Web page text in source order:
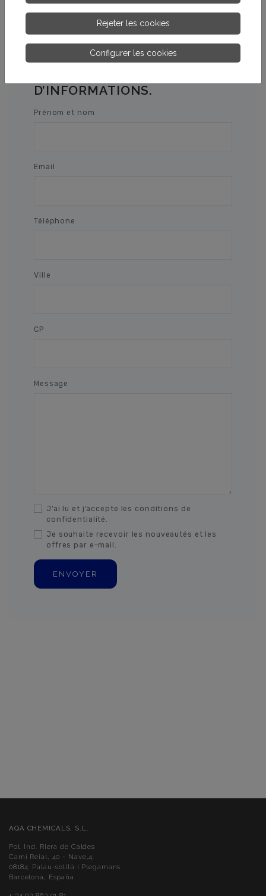
D’INFORMATIONS.
D’INFORMATIONS.
D’INFORMATIONS.
Prénom et nom
Email
Téléphone
Ville
CP
Message
J’ai lu et j’accepte les conditions de
confidentialité.
Je souhaite recevoir les nouveautés et les
offres par e-mail.
AQA CHEMICALS, S.L.
Pol. Ind. Riera de Caldes
Camí Reial, 40 - Nave,4.
08184. Palau-solità i Plegamans
Barcelona, España
Rejeter les cookies
Configurer les cookies